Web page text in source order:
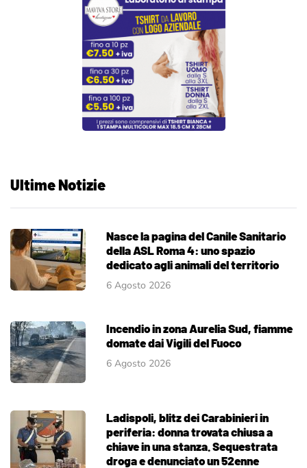
Ultime Notizie
Nasce la pagina del Canile Sanitario
della ASL Roma 4: uno spazio
dedicato agli animali del territorio
6 Agosto 2026
Incendio in zona Aurelia Sud, fiamme
domate dai Vigili del Fuoco
6 Agosto 2026
Ladispoli, blitz dei Carabinieri in
periferia: donna trovata chiusa a
chiave in una stanza. Sequestrata
droga e denunciato un 52enne